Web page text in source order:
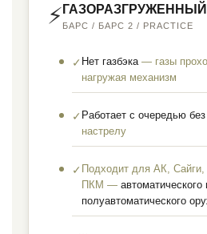
⚡ ГАЗОРАЗГРУЖЕННЫЙ
БАРС / БАРС 2 / PRACTICE
✓ Нет газбэка — газы
нагружая механизм
✓ Работает с очередью без
настрелу
✓ Подходит для АК,
ПКМ — автоматического
полуавтоматического